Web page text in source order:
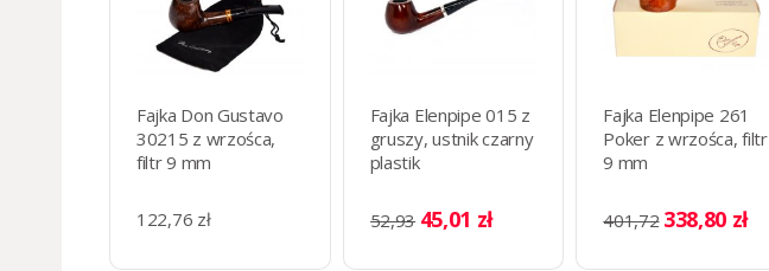
Fajka Don Gustavo
30215 z wrzośca,
filtr 9 mm
122,76 zł
Fajka Elenpipe 015 z
gruszy, ustnik czarny
plastik
52,93 45,01 zł
Fajka Elenpipe 261
Poker z wrzośca, filtr
9 mm
401,72 338,80 zł